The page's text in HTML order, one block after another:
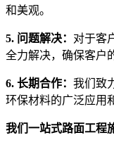
和美观。
5. 问题解决： 对于客
全力解决，确保客户
6. 长期合作： 我们致
环保材料的广泛应用
我们一站式路面工程